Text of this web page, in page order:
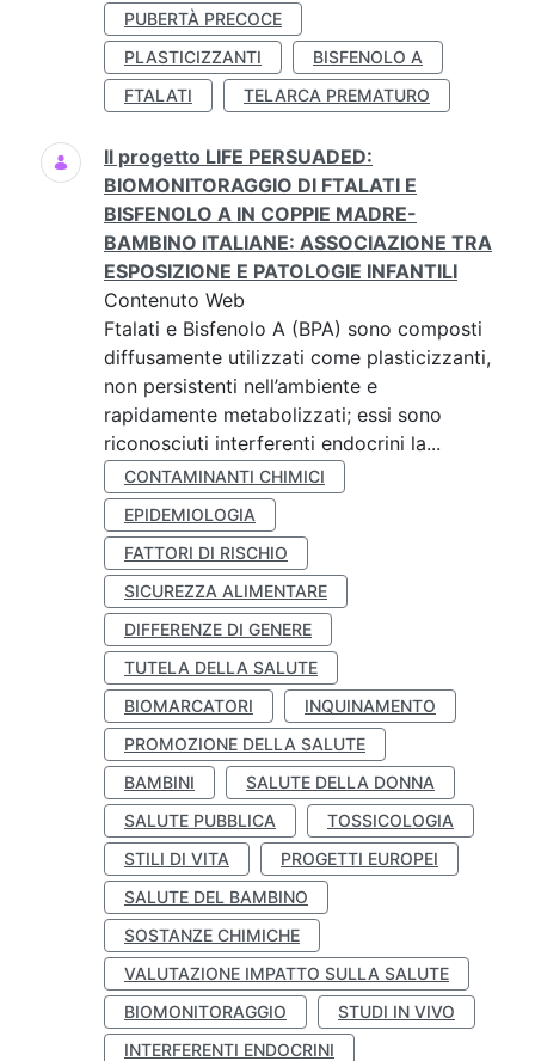
PUBERTÀ PRECOCE
PLASTICIZZANTI
BISFENOLO A
FTALATI
TELARCA PREMATURO
Il progetto LIFE PERSUADED:
BIOMONITORAGGIO DI FTALATI E
BISFENOLO A IN COPPIE MADRE-
BAMBINO ITALIANE: ASSOCIAZIONE TRA
ESPOSIZIONE E PATOLOGIE INFANTILI
Contenuto Web
Ftalati e Bisfenolo A (BPA) sono composti
diffusamente utilizzati come plasticizzanti,
non persistenti nell’ambiente e
rapidamente metabolizzati; essi sono
riconosciuti interferenti endocrini la...
CONTAMINANTI CHIMICI
EPIDEMIOLOGIA
FATTORI DI RISCHIO
SICUREZZA ALIMENTARE
DIFFERENZE DI GENERE
TUTELA DELLA SALUTE
BIOMARCATORI
INQUINAMENTO
PROMOZIONE DELLA SALUTE
BAMBINI
SALUTE DELLA DONNA
SALUTE PUBBLICA
TOSSICOLOGIA
STILI DI VITA
PROGETTI EUROPEI
SALUTE DEL BAMBINO
SOSTANZE CHIMICHE
VALUTAZIONE IMPATTO SULLA SALUTE
BIOMONITORAGGIO
STUDI IN VIVO
INTERFERENTI ENDOCRINI